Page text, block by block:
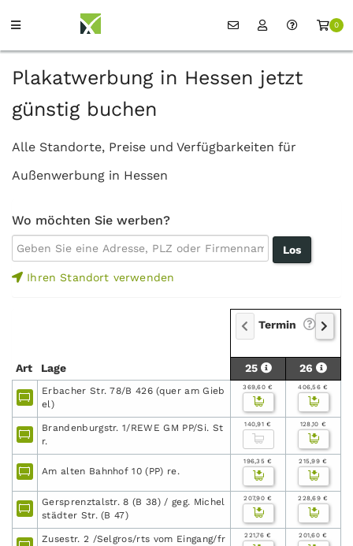
0
Plakatwerbung in Hessen jetzt
günstig buchen
Alle Standorte, Preise und Verfügbarkeiten für
Außenwerbung in Hessen
Wo möchten Sie werben?
Ihren Standort verwenden
Art Lage
Termin
25 26
Erbacher Str. 78/B 426 (quer am Gieb
el)
369,60 € 406,56 €
Brandenburgstr. 1/REWE GM PP/Si. St
r.
140,91 € 128,10 €
Am alten Bahnhof 10 (PP) re.
196,35 € 215,99 €
Gersprenztalstr. 8 (B 38) / geg. Michel
städter Str. (B 47)
207,90 € 228,69 €
Zusestr. 2 /Selgros/rts vom Eingang/fr
221,76 € 201,60 €